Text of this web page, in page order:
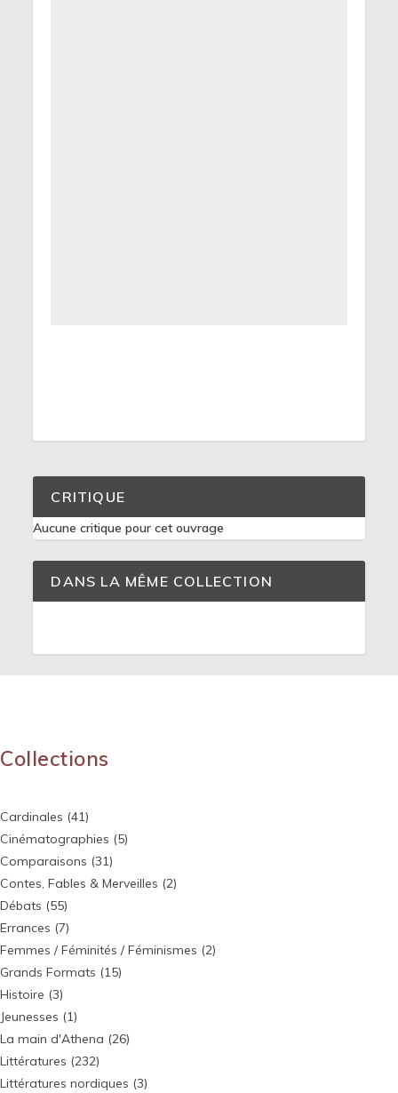
CRITIQUE
Aucune critique pour cet ouvrage
DANS LA MÊME COLLECTION
Collections
Cardinales (41)
Cinématographies (5)
Comparaisons (31)
Contes, Fables & Merveilles (2)
Débats (55)
Errances (7)
Femmes / Féminités / Féminismes (2)
Grands Formats (15)
Histoire (3)
Jeunesses (1)
La main d'Athena (26)
Littératures (232)
Littératures nordiques (3)